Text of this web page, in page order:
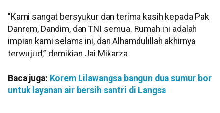
"Kami sangat bersyukur dan terima kasih kepada Pak
Danrem, Dandim, dan TNI semua. Rumah ini adalah
impian kami selama ini, dan Alhamdulillah akhirnya
terwujud,” demikian Jai Mikarza.
Baca juga: Korem Lilawangsa bangun dua sumur bor
untuk layanan air bersih santri di Langsa